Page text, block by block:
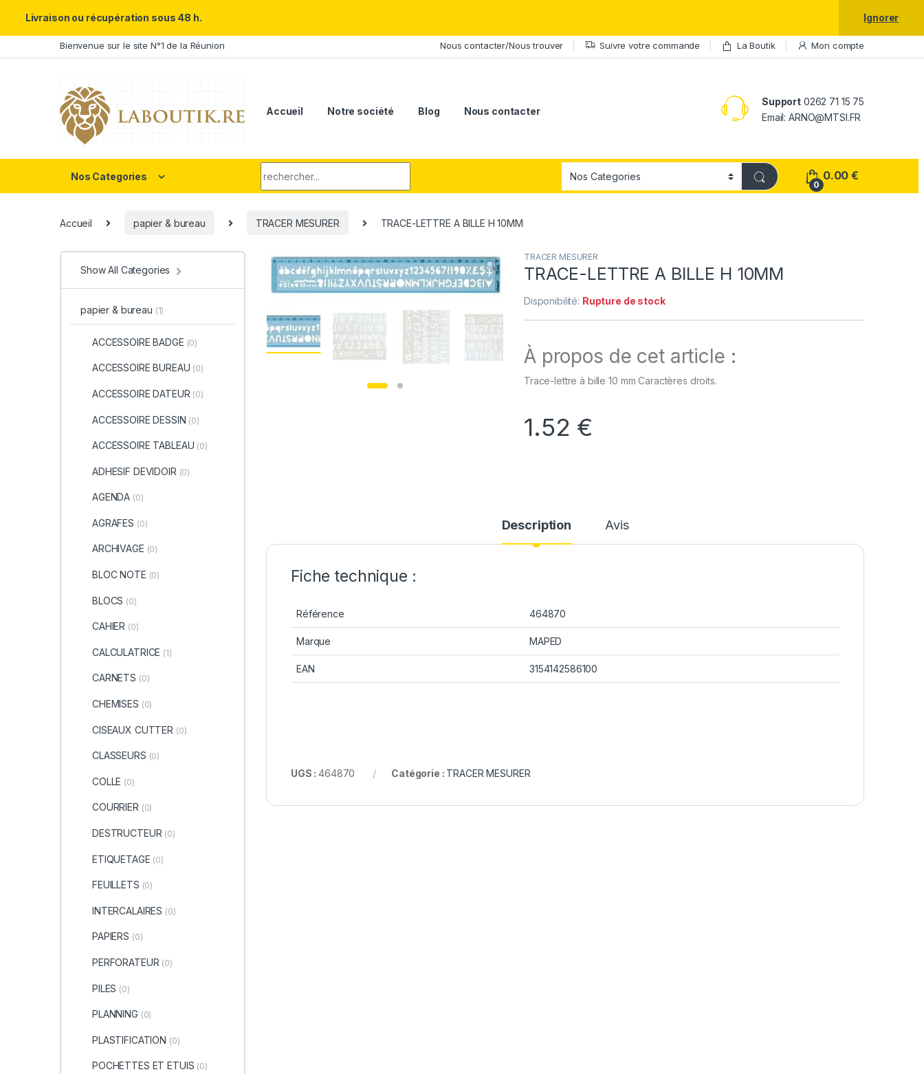
Skip to navigation
Skip to contentBienvenue sur le site N°1 de la Réunion Nous contacter/Nous trouver Suivre votre commande La Boutik Mon compte
Accueil Notre société Blog Nous contacter
Support0262 71 15 75
Email: ARNO@MTSI.FR
Nos Categories
0
0.00€
Accueil papier & bureau TRACER MESURER TRACE-LETTRE A BILLE H 10MM
TRACER MESURER
TRACE-LETTRE A BILLE H 10MM
Disponibilité: Rupture de stock
À propos de cet article :
Trace-lettre à bille 10 mm Caractères droits.
1.52 €
Description Avis
Fiche technique :
Référence 464870
Marque MAPED
EAN 3154142586100
UGS :464870 Catégorie : TRACER MESURER
Show All Categories
papier & bureau (1)
ACCESSOIRE BADGE (0)
ACCESSOIRE BUREAU (0)
ACCESSOIRE DATEUR (0)
ACCESSOIRE DESSIN (0)
ACCESSOIRE TABLEAU (0)
ADHESIF DEVIDOIR (0)
AGENDA (0)
AGRAFES (0)
ARCHIVAGE (0)
BLOC NOTE (0)
BLOCS (0)
CAHIER (0)
CALCULATRICE (1)
CARNETS (0)
CHEMISES (0)
CISEAUX CUTTER (0)
CLASSEURS (0)
COLLE (0)
COURRIER (0)
DESTRUCTEUR (0)
ETIQUETAGE (0)
FEUILLETS (0)
INTERCALAIRES (0)
PAPIERS (0)
PERFORATEUR (0)
PILES (0)
PLANNING (0)
PLASTIFICATION (0)
POCHETTES ET ETUIS (0)
Livraison ou récupération sous 48 h. Ignorer